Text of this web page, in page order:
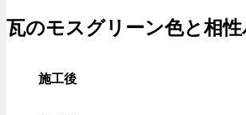
瓦のモスグリーン色と相
施工後